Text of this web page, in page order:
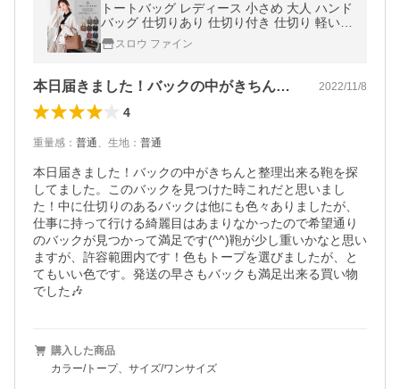
トートバッグ レディース 小さめ 大人 ハンド
バッグ 仕切りあり 仕切り付き 仕切り 軽い
かわいい 黒 通勤 自立 上品 軽量 横 ミニ
スロウ ファイン
本日届きました！バックの中がきちんと整… 2022/11/8
4
重量感 ： 普通、 生地 ： 普通
本日届きました！バックの中がきちんと整理出来る鞄を探
してました。このバックを見つけた時これだと思いまし
た！中に仕切りのあるバックは他にも色々ありましたが、
仕事に持って行ける綺麗目はあまりなかったので希望通り
のバックが見つかって満足です(^^)鞄が少し重いかなと思い
ますが、許容範囲内です！色もトープを選びましたが、と
てもいい色です。発送の早さもバックも満足出来る買い物
でした🎶
購入した商品
カラー/トープ、サイズ/ワンサイズ